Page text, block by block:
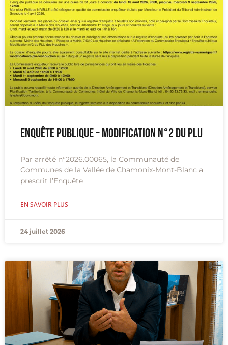
Enquête publique – Modification n°2 du PLU
Par arrêté n°2026.00065, la Communauté de
Communes de la Vallée de Chamonix-Mont-Blanc a
prescrit l’Enquête
EN SAVOIR PLUS
24 juillet 2026